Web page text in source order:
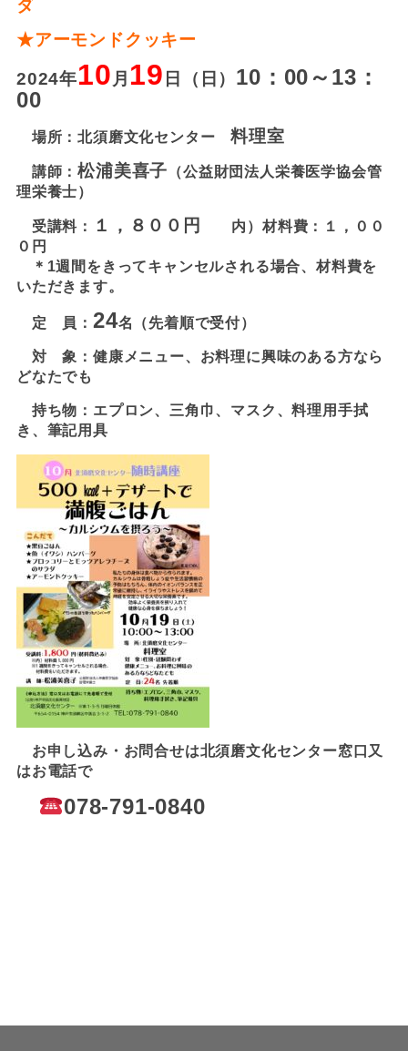
ダ
★アーモンドクッキー
2024年10 月 19 日（日） 10：00～13：
00
場所：北須磨文化センター料理室
講師：松浦美喜子 （公益財団法人栄養医学協会管
理栄養士）
受講料： １，８００円
内）材料費：１，００
０円
＊1週間をきってキャンセルされる場合、材料費を
いただきます。
定 員： 24名（先着順で受付）
対 象：健康メニュー、お料理に興味のある方なら
どなたでも
持ち物：エプロン、三角巾、マスク、料理用手拭
き、筆記用具
お申し込み・お問合せは北須磨文化センター窓口又
はお電話で
078-791-0840